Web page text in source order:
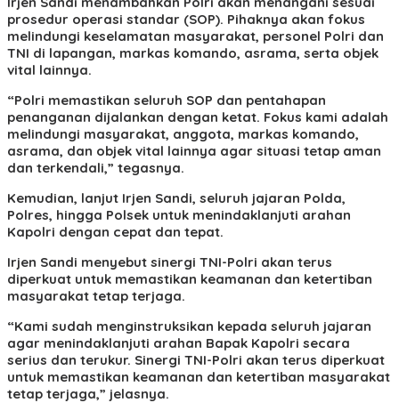
prosedur operasi standar (SOP). Pihaknya akan fokus
melindungi keselamatan masyarakat, personel Polri dan
TNI di lapangan, markas komando, asrama, serta objek
vital lainnya.
“Polri memastikan seluruh SOP dan pentahapan
penanganan dijalankan dengan ketat. Fokus kami adalah
melindungi masyarakat, anggota, markas komando,
asrama, dan objek vital lainnya agar situasi tetap aman
dan terkendali,” tegasnya.
Kemudian, lanjut Irjen Sandi, seluruh jajaran Polda,
Polres, hingga Polsek untuk menindaklanjuti arahan
Kapolri dengan cepat dan tepat.
Irjen Sandi menyebut sinergi TNI-Polri akan terus
diperkuat untuk memastikan keamanan dan ketertiban
masyarakat tetap terjaga.
“Kami sudah menginstruksikan kepada seluruh jajaran
agar menindaklanjuti arahan Bapak Kapolri secara
serius dan terukur. Sinergi TNI-Polri akan terus diperkuat
untuk memastikan keamanan dan ketertiban masyarakat
tetap terjaga,” jelasnya.